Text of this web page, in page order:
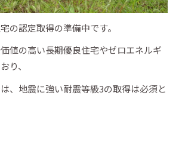
の認定取得の準備中です。
値の高い長期優良住宅やゼロエネルギ
り、
、地震に強い耐震等級3の取得は必須と